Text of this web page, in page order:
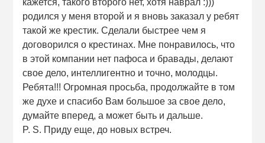
родился у меня второй и я вновь заказал у ребят
такой же крестик. Сделали быстрее чем я
договорился о крестинах. Мне понравилось, что
в этой компании нет пафоса и бравады, делают
свое дело, интеллигентно и точно, молодцы.
Ребята!!! Огромная просьба, продолжайте в том
же духе и спасибо Вам большое за свое дело,
думайте вперед, а может быть и дальше.
P. S. Приду еще, до новых встреч.